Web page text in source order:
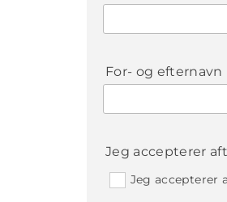
For- og efternavn
Jeg accepterer
Jeg accepterer